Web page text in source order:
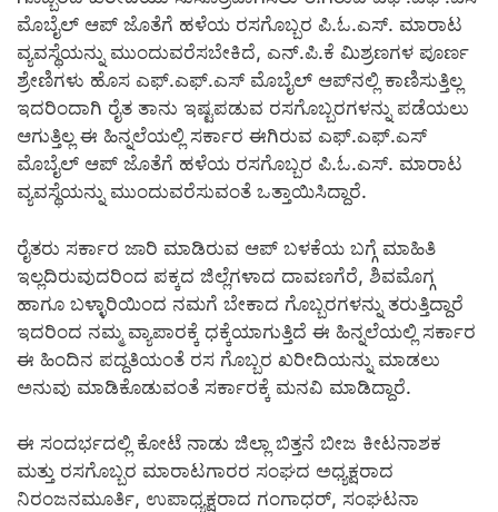
ಮೊಬೈಲ್ ಆಪ್ ಜೊತೆಗೆ ಹಳೆಯ ರಸಗೊಬ್ಬರ ಪಿ.ಓ.ಎಸ್. ಮಾರಾಟ
ವ್ಯವಸ್ಥೆಯನ್ನು ಮುಂದುವರೆಸಬೇಕಿದೆ, ಎನ್.ಪಿ.ಕೆ ಮಿಶ್ರಣಗಳ ಪೂರ್ಣ
ಶ್ರೇಣಿಗಳು ಹೊಸ ಎಫ್.ಎಫ್.ಎಸ್ ಮೊಬೈಲ್ ಆಪ್‍ನಲ್ಲಿ ಕಾಣಿಸುತ್ತಿಲ್ಲ
ಇದರಿಂದಾಗಿ ರೈತ ತಾನು ಇಷ್ಟಪಡುವ ರಸಗೊಬ್ಬರಗಳನ್ನು ಪಡೆಯಲು
ಆಗುತ್ತಿಲ್ಲ ಈ ಹಿನ್ನಲೆಯಲ್ಲಿ ಸರ್ಕಾರ ಈಗಿರುವ ಎಫ್.ಎಫ್.ಎಸ್
ಮೊಬೈಲ್ ಆಪ್ ಜೊತೆಗೆ ಹಳೆಯ ರಸಗೊಬ್ಬರ ಪಿ.ಓ.ಎಸ್. ಮಾರಾಟ
ವ್ಯವಸ್ಥೆಯನ್ನು ಮುಂದುವರೆಸುವಂತೆ ಒತ್ತಾಯಿಸಿದ್ದಾರೆ.
ರೈತರು ಸರ್ಕಾರ ಜಾರಿ ಮಾಡಿರುವ ಆಪ್ ಬಳಕೆಯ ಬಗ್ಗೆ ಮಾಹಿತಿ
ಇಲ್ಲದಿರುವುದರಿಂದ ಪಕ್ಕದ ಜಿಲ್ಲೆಗಳಾದ ದಾವಣಗೆರೆ, ಶಿವಮೊಗ್ಗ
ಹಾಗೂ ಬಳ್ಳಾರಿಯಿಂದ ನಮಗೆ ಬೇಕಾದ ಗೊಬ್ಬರಗಳನ್ನು ತರುತ್ತಿದ್ದಾರೆ
ಇದರಿಂದ ನಮ್ಮ ವ್ಯಾಪಾರಕ್ಕೆ ಧಕ್ಕೆಯಾಗುತ್ತಿದೆ ಈ ಹಿನ್ನಲೆಯಲ್ಲಿ ಸರ್ಕಾರ
ಈ ಹಿಂದಿನ ಪದ್ದತಿಯಂತೆ ರಸ ಗೊಬ್ಬರ ಖರೀದಿಯನ್ನು ಮಾಡಲು
ಅನುವು ಮಾಡಿಕೊಡುವಂತೆ ಸರ್ಕಾರಕ್ಕೆ ಮನವಿ ಮಾಡಿದ್ದಾರೆ.
ಈ ಸಂದರ್ಭದಲ್ಲಿ ಕೋಟೆ ನಾಡು ಜಿಲ್ಲಾ ಬಿತ್ತನೆ ಬೀಜ ಕೀಟನಾಶಕ
ಮತ್ತು ರಸಗೊಬ್ಬರ ಮಾರಾಟಗಾರರ ಸಂಘದ ಅಧ್ಯಕ್ಷರಾದ
ನಿರಂಜನಮೂರ್ತಿ, ಉಪಾಧ್ಯಕ್ಷರಾದ ಗಂಗಾಧರ್, ಸಂಘಟನಾ